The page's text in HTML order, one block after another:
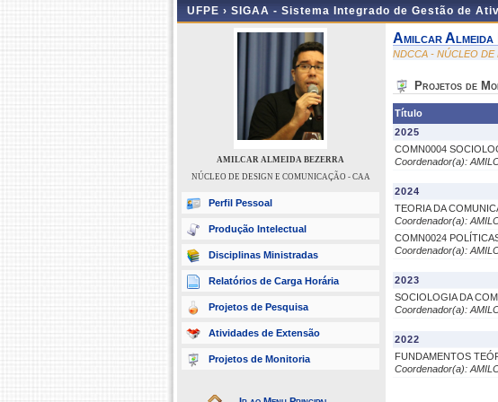
UFPE › SIGAA - Sistema Integrado de Gestão de
AMILCAR ALMEIDA BEZERRA
NÚCLEO DE DESIGN E COMUNICAÇÃO - CAA
Perfil Pessoal
Produção Intelectual
Disciplinas Ministradas
Relatórios de Carga Horária
Projetos de Pesquisa
Atividades de Extensão
Projetos de Monitoria
Amilcar
NDCCA - NÚCLEO DE
Projetos de
Título
2025
COMN0004
Coordenador(a):
2024
TEORIA DA
Coordenador(a):
COMN0024
Coordenador(a):
2023
SOCIOLOGIA DA
Coordenador(a):
2022
FUNDAMENTOS
Coordenador(a):